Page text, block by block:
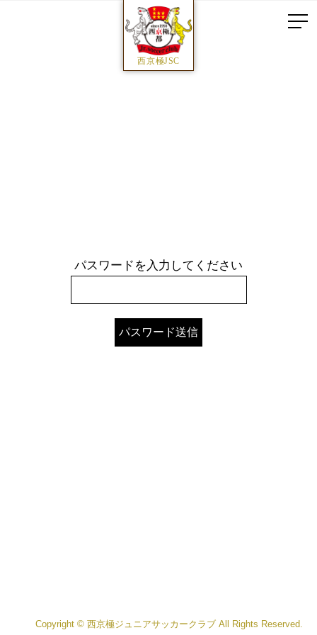
西京極JSC
パスワードを入力してください
Copyright © 西京極ジュニアサッカークラブ All Rights Reserved.